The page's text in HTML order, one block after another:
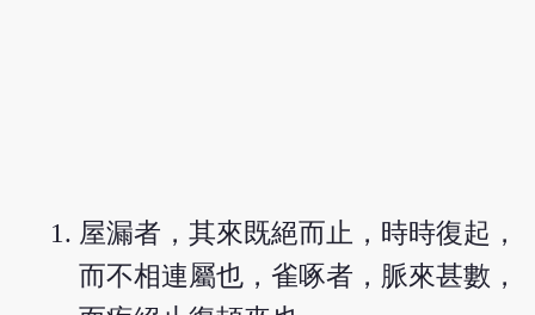
屋漏者，其來既絕而止，時時復起，
而不相連屬也，雀啄者，脈來甚數，